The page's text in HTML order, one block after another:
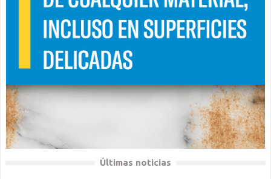
Últimas noticias